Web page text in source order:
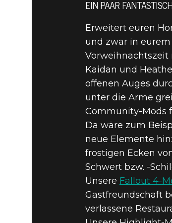
04. Dezember 2020
EIN PAAR
Erweitert euren
und zwar in
Kaidan und
offenen Auges
unter die Arme
Community-Mods
Da wäre zum
neue Elemente
frostigen Ecken
Schwert bzw. -
Unsere Fallout 4-
Gastfreundschaft
verlassene